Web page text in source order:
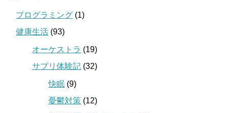
プログラミング (1)
健康生活 (93)
オーケストラ (19)
サプリ体験記 (32)
快眠 (9)
憂鬱対策 (12)